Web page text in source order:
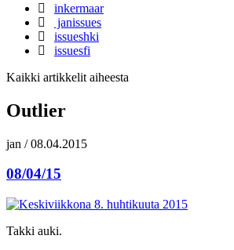
inkermaar
janissues
issueshki
issuesfi
Kaikki artikkelit aiheesta
Outlier
jan /08.04.2015
08/04/15
Takki auki.